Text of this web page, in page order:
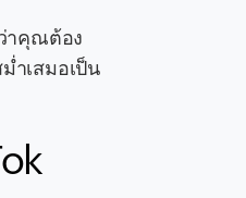
าคุณต้อง
ำเสมอเป็น